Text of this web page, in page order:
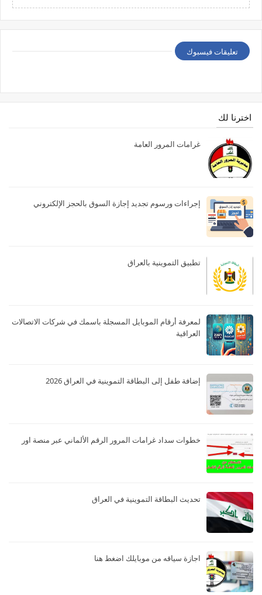
تعليقات فيسبوك
اخترنا لك
غرامات المرور العامة
إجراءات ورسوم تجديد إجازة السوق بالحجز الإلكتروني
تطبيق التموينية بالعراق
لمعرفة أرقام الموبايل المسجلة باسمك في شركات الاتصالات
العراقية
إضافة طفل إلى البطاقة التموينية في العراق 2026
خطوات سداد غرامات المرور الرقم الألماني عبر منصة اور
تحديث البطاقة التموينية في العراق
اجازة سياقه من موبايلك اضغط هنا